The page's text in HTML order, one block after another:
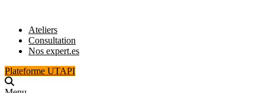
Ateliers
Consultation
Nos expert.es
Plateforme UTAPI